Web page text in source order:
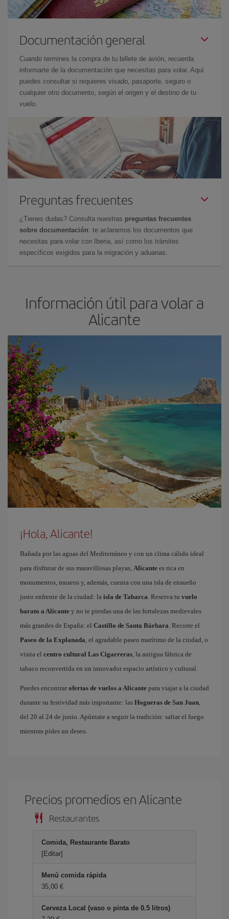
Documentación general
Cuando termines la compra de tu billete de avión, recuerda
informarte de la documentación que necesitas para volar. Aquí
puedes consultar si requieres visado, pasaporte, seguro o
cualquier otro documento, según el origen y el destino de tu
vuelo.
Preguntas frecuentes
¿Tienes dudas? Consulta nuestras preguntas frecuentes
sobre documentación: te aclaramos los documentos que
necesitas para volar con Iberia, así como los trámites
específicos exigidos para la migración y aduanas.
Información útil para volar a
Alicante
¡Hola, Alicante!
Bañada por las aguas del Mediterráneo y con un clima cálido ideal
para disfrutar de sus maravillosas playas, Alicante es rica en
monumentos, museos y, además, cuenta con una isla de ensueño
justo enfrente de la ciudad: la isla de Tabarca. Reserva tu vuelo
barato a Alicante y no te pierdas una de las fortalezas medievales
más grandes de España: el Castillo de Santa Bárbara. Recorre el
Paseo de la Explanada, el agradable paseo marítimo de la ciudad, o
visita el centro cultural Las Cigarreras, la antigua fábrica de
tabaco reconvertida en un innovador espacio artístico y cultural.
Puedes encontrar ofertas de vuelos a Alicante para viajar a la ciudad
durante su festividad más importante: las Hogueras de San Juan,
del 20 al 24 de junio. Apúntate a seguir la tradición: saltar el fuego
mientras pides un deseo.
Precios promedios en Alicante
Restaurantes
Comida, Restaurante Barato
[Editar]
Menú comida rápida
35,00 €
Cerveza Local (vaso o pinta de 0.5 litros)